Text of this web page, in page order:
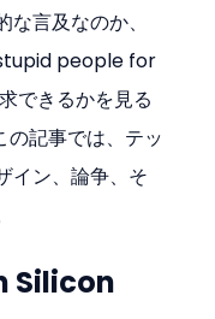
言及なのか、
people for
できるかを見る
記事では、テッ
イン、論争、そ
Silicon